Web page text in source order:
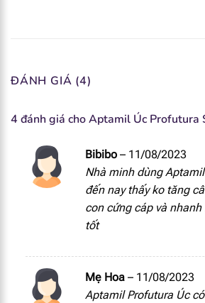
Bifidobacterium
ĐÁNH GIÁ (4)
4 đánh giá choAptamil Úc Profutura
Bibibo – 11/08/2023
Nhà minh dùng
đến nay thấy ko tăng
con cứng cáp và
tốt
Mẹ Hoa – 11/08/2023
Aptamil Profutura Úc